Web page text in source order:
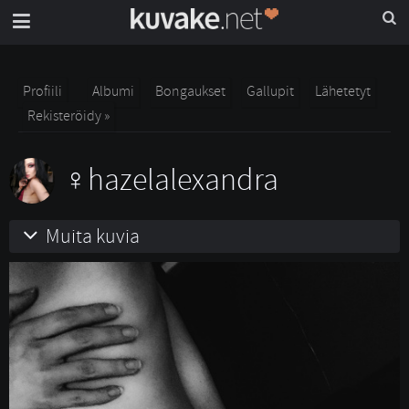
Profiili Albumi Bongaukset Gallupit
Lähetetyt
Rekisteröidy »
hazelalexandra
Muita kuvia